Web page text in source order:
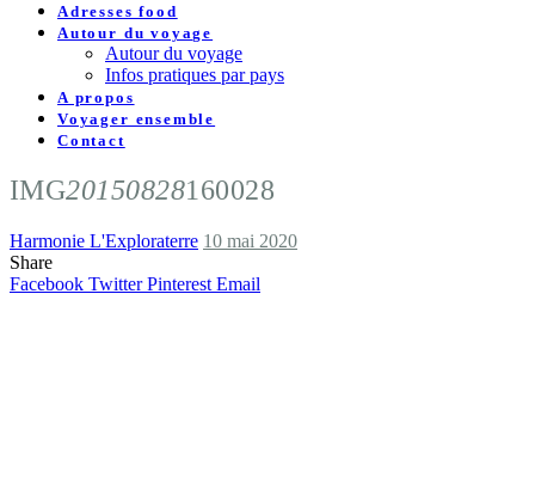
Adresses food
Autour du voyage
Autour du voyage
Infos pratiques par pays
A propos
Voyager ensemble
Contact
IMG20150828160028
Harmonie L'Exploraterre 10 mai 2020
Share
Facebook Twitter Pinterest Email